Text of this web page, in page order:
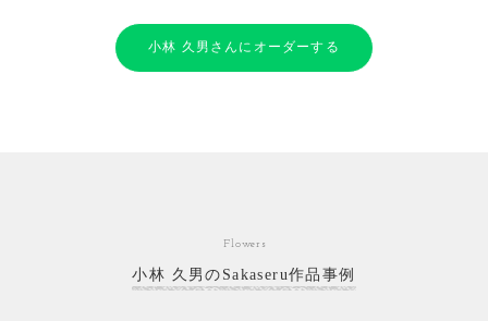
小林 久男さんにオーダーする
Flowers
小林 久男のSakaseru作品事例